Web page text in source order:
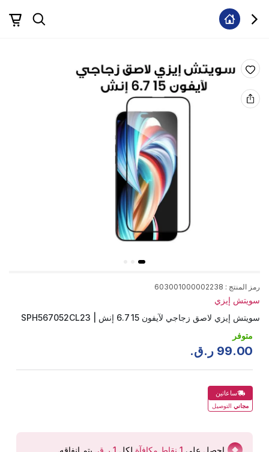
رمز المنتج :
603001000002238
سويتش إيزي
سويتش إيزي لاصق زجاجي لآيفون 15 6.7 إنش | SPH567052CL23
متوفر
99.00 ر.ق.
ساعاتين
مجاني التوصيل
احصل على 1 نقاط مكافآة لكل يتم انفاقه.